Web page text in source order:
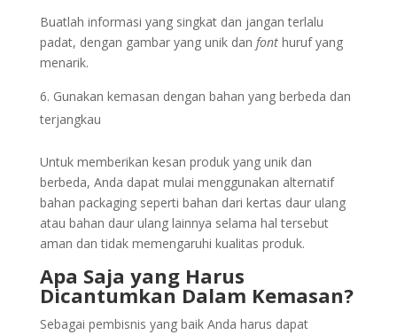
Buatlah informasi yang singkat dan jangan terlalu
padat, dengan gambar yang unik dan font huruf yang
menarik.
Gunakan kemasan dengan bahan yang berbeda dan
terjangkau
Untuk memberikan kesan produk yang unik dan
berbeda, Anda dapat mulai menggunakan alternatif
bahan packaging seperti bahan dari kertas daur ulang
atau bahan daur ulang lainnya selama hal tersebut
aman dan tidak memengaruhi kualitas produk.
Apa Saja yang Harus
Dicantumkan Dalam Kemasan?
Sebagai pembisnis yang baik Anda harus dapat